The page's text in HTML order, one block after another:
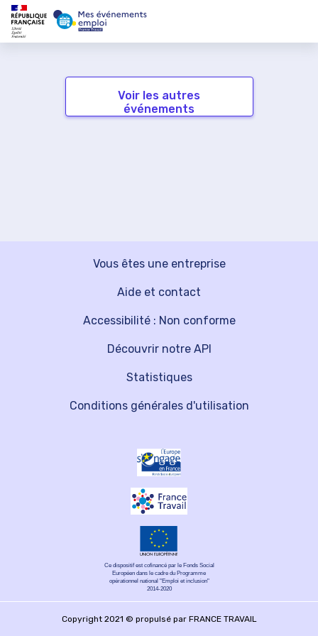
Voir les autres
événements
Vous êtes une entreprise
Découvrir notre API
Aide et contact
Statistiques
Accessibilité : Non conforme
Conditions générales d'utilisation
Ce dispositif est cofinancé par le Fonds Social
Européen dans le cadre du Programme
opérationnel national "Emploi et inclusion"
2014-2020
Copyright 2021 © propulsé par FRANCE TRAVAIL